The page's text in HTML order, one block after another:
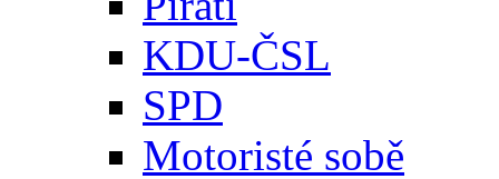
KDU-ČSL
SPD
Motoristé sobě